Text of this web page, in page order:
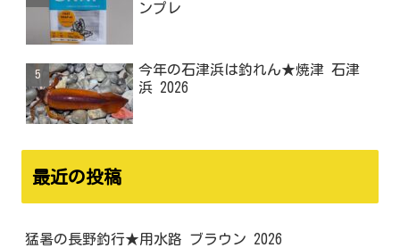
ンプレ
今年の石津浜は釣れん★焼津 石津
浜 2026
最近の投稿
猛暑の長野釣行★用水路 ブラウン 2026